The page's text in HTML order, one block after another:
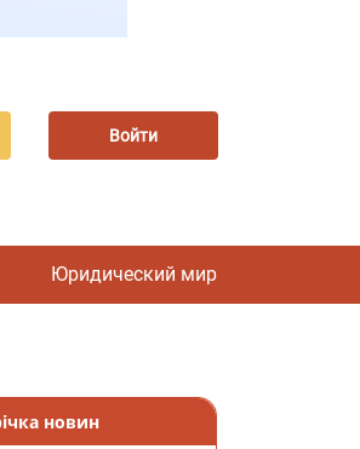
Войти
Юридический мир
новин